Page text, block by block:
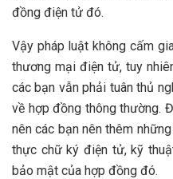
đồng điện tử đó.
Vậy pháp luật không cấm
thương mại điện tử, tuy
các bạn vẫn phải tuân thủ
về hợp đồng thông thường.
nên các bạn nên thêm
thực chữ ký điện tử, kỹ
bảo mật của hợp đồng đó.